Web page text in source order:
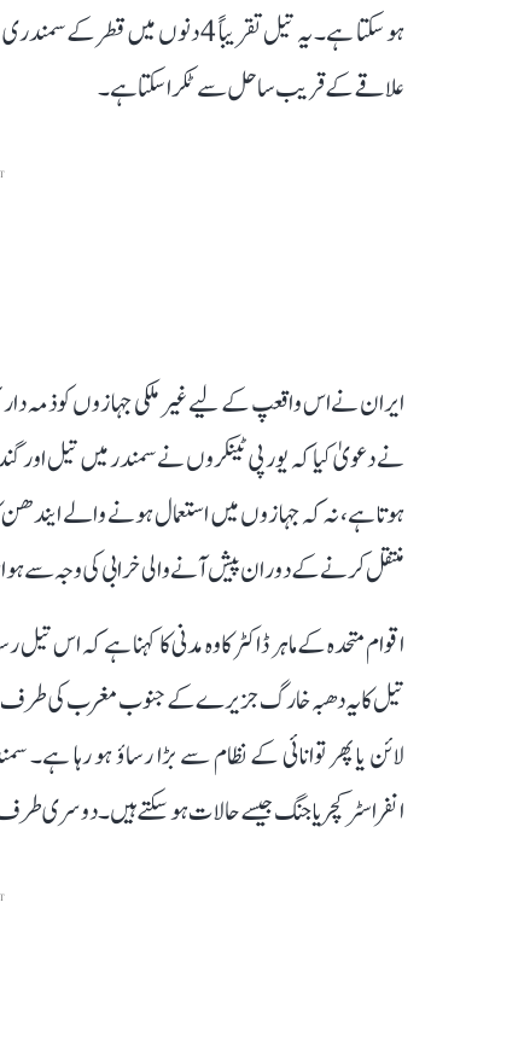
علاقے کے قریب ساحل سے ٹکرا سکتا ہے۔
ایران نے اس واقعپ کے لیے غیر ملکی جہازوں کو ذمہ
نے دعویٰ کیا کہ یورپی ٹینکروں نے سمندر میں تیل اور
ہوتا ہے، نہ کہ جہازوں میں استعمال ہونے والے ایندھن
منتقل کرنے کے دوران پیش آنے والی خرابی کی وجہ سے
اقوام متحدہ کے ماہر ڈاکٹر کاوہ مدنی کا کہنا ہے کہ اس
تیل کا یہ دھبہ خارگ جزیرے کے جنوب مغرب کی طرف بڑھ
لائن یا پھر توانائی کے نظام سے بڑا رساؤ ہو رہا
انفراسٹرکچر یا جنگ جیسے حالات ہو سکتے ہیں۔ دوسری